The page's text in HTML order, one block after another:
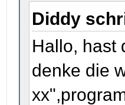
Diddy
Hallo, hast
denke die